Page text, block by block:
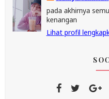
pada akhirnya
kenangan
Lihat profil